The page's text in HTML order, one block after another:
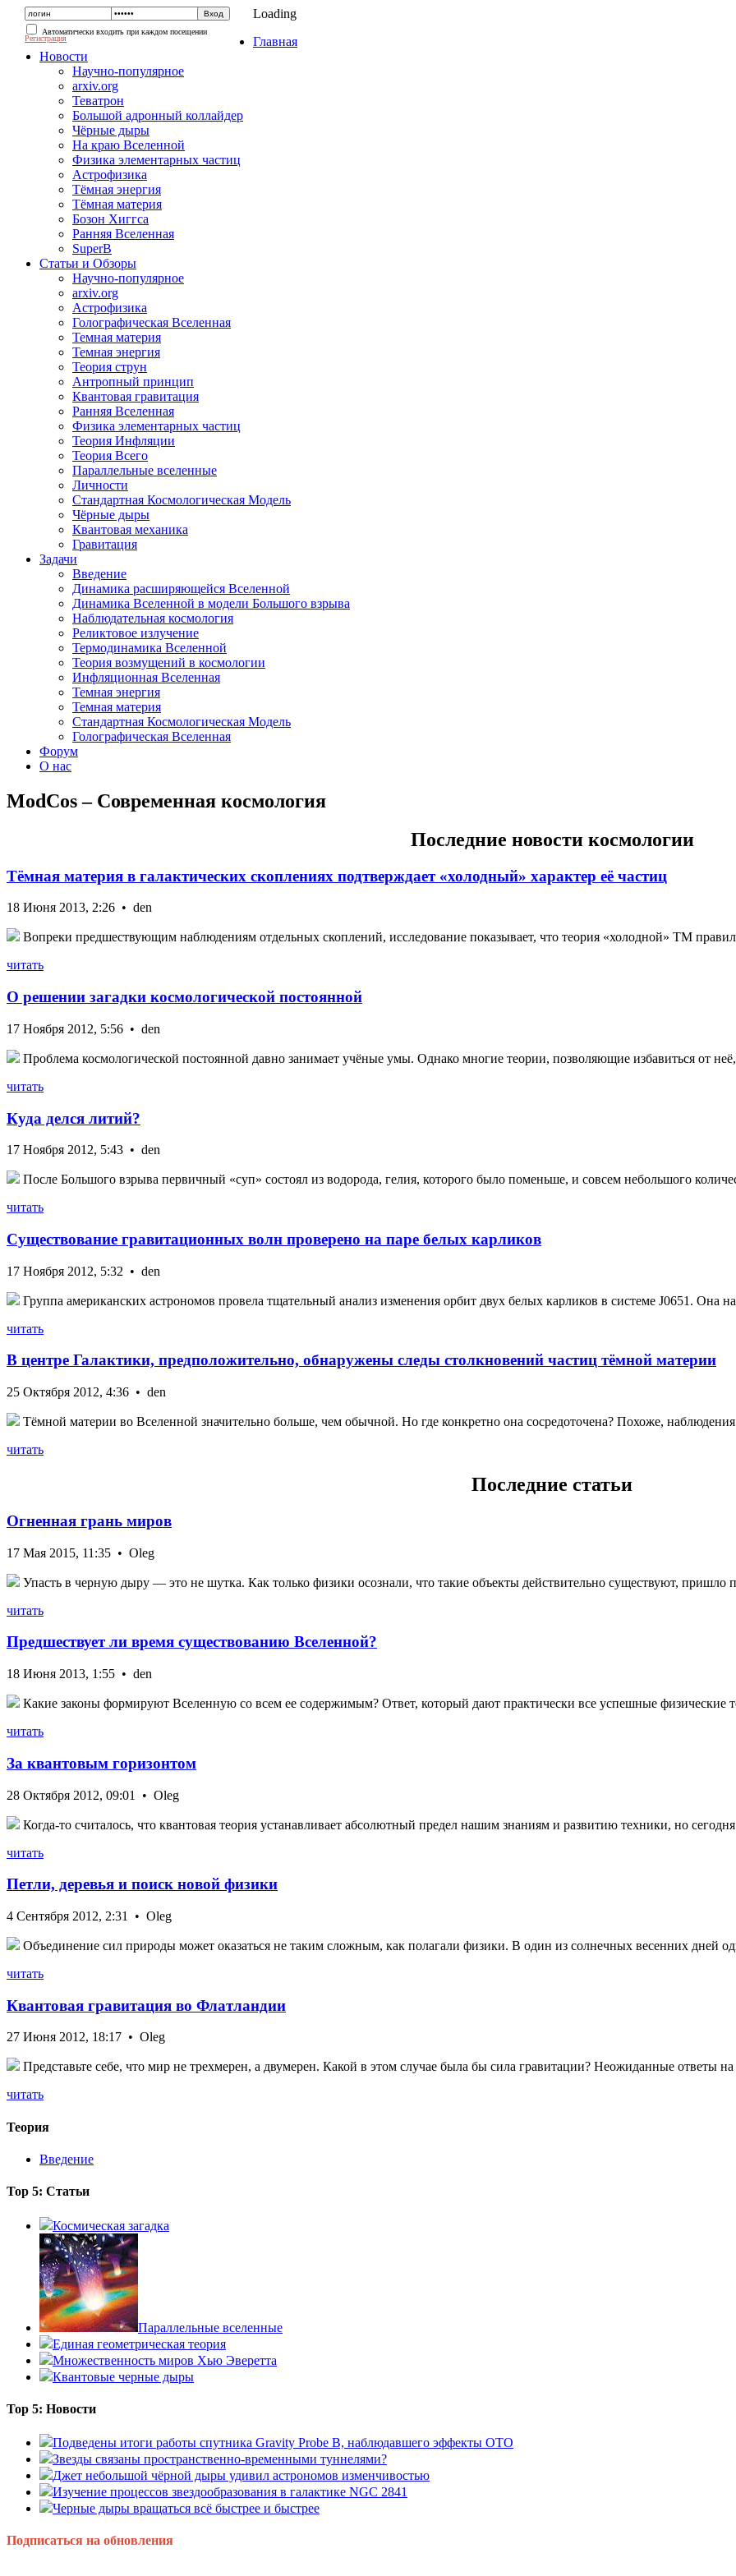
Автоматически входить при каждом посещении
Регистрация
Loading
Главная
Новости
Научно-популярное
arxiv.org
Теватрон
Большой адронный коллайдер
Чёрные дыры
На краю Вселенной
Физика элементарных частиц
Астрофизика
Тёмная энергия
Тёмная материя
Бозон Хиггса
Ранняя Вселенная
SuperB
Статьи и Обзоры
Научно-популярное
arxiv.org
Астрофизика
Голографическая Вселенная
Темная материя
Темная энергия
Теория струн
Антропный принцип
Квантовая гравитация
Ранняя Вселенная
Физика элементарных частиц
Теория Инфляции
Теория Всего
Параллельные вселенные
Личности
Стандартная Космологическая Модель
Чёрные дыры
Квантовая механика
Гравитация
Задачи
Введение
Динамика расширяющейся Вселенной
Динамика Вселенной в модели Большого взрыва
Наблюдательная космология
Реликтовое излучение
Термодинамика Вселенной
Теория возмущений в космологии
Инфляционная Вселенная
Темная энергия
Темная материя
Стандартная Космологическая Модель
Голографическая Вселенная
Форум
О нас
ModCos – Современная космология
Последние новости космологии
Тёмная материя в галактических скоплениях подтверждает «холодный» характер её частиц
18 Июня 2013, 2:26 • den
Вопреки предшествующим наблюдениям отдельных скоплений, исследование показывает, что теория «холодной» ТМ
читать
О решении загадки космологической постоянной
17 Ноября 2012, 5:56 • den
Проблема космологической постоянной давно занимает учёные умы. Однако многие теории, позволяющие избавиться от
читать
Куда делся литий?
17 Ноября 2012, 5:43 • den
После Большого взрыва первичный «суп» состоял из водорода, гелия, которого было поменьше, и совсем небольшого
читать
Существование гравитационных волн проверено на паре белых карликов
17 Ноября 2012, 5:32 • den
Группа американских астрономов провела тщательный анализ изменения орбит двух белых карликов в системе J0651. Она
читать
В центре Галактики, предположительно, обнаружены следы столкновений частиц тёмной материи
25 Октября 2012, 4:36 • den
Тёмной материи во Вселенной значительно больше, чем обычной. Но где конкретно она сосредоточена? Похоже,
читать
Последние статьи
Огненная грань миров
17 Мая 2015, 11:35 • Oleg
Упасть в черную дыру — это не шутка. Как только физики осознали, что такие объекты действительно существуют, пришло
читать
Предшествует ли время существованию Вселенной?
18 Июня 2013, 1:55 • den
Какие законы формируют Вселенную со всем ее содержимым? Ответ, который дают практически все успешные физические
читать
За квантовым горизонтом
28 Октября 2012, 09:01 • Oleg
Когда-то считалось, что квантовая теория устанавливает абсолютный предел нашим знаниям и развитию техники, но
читать
Петли, деревья и поиск новой физики
4 Сентября 2012, 2:31 • Oleg
Объединение сил природы может оказаться не таким сложным, как полагали физики. В один из солнечных весенних дней
читать
Квантовая гравитация во Флатландии
27 Июня 2012, 18:17 • Oleg
Представьте себе, что мир не трехмерен, а двумерен. Какой в этом случае была бы сила гравитации? Неожиданные ответы на
читать
Теория
Введение
Top 5: Статьи
Космическая загадка
Параллельные вселенные
Единая геометрическая теория
Множественность миров Хью Эверетта
Квантовые черные дыры
Top 5: Новости
Подведены итоги работы спутника Gravity Probe B, наблюдавшего эффекты ОТО
Звезды связаны пространственно-временными туннелями?
Джет небольшой чёрной дыры удивил астрономов изменчивостью
Изучение процессов звездообразования в галактике NGC 2841
Черные дыры вращаться всё быстрее и быстрее
Подписаться на обновления